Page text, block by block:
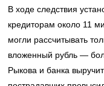
В ходе следствия
кредиторам около 11
могли рассчитывать
вложенный рубль —
Рыкова и банка